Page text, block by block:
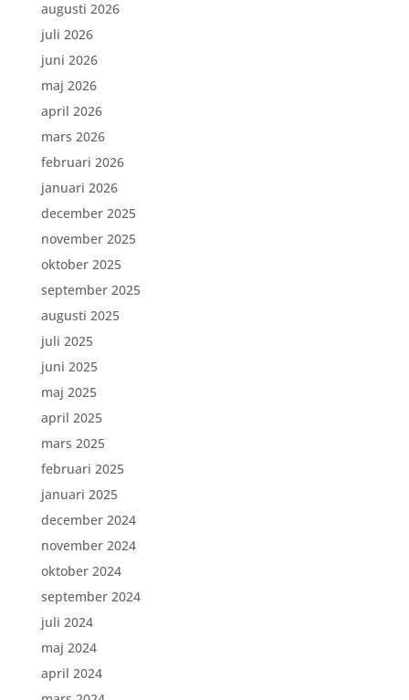
augusti 2026
juli 2026
juni 2026
maj 2026
april 2026
mars 2026
februari 2026
januari 2026
december 2025
november 2025
oktober 2025
september 2025
augusti 2025
juli 2025
juni 2025
maj 2025
april 2025
mars 2025
februari 2025
januari 2025
december 2024
november 2024
oktober 2024
september 2024
juli 2024
maj 2024
april 2024